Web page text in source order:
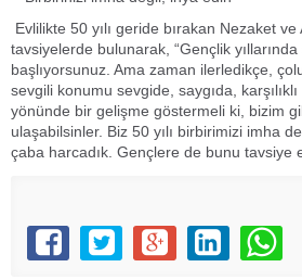
Evlilikte 50 yılı geride bırakan Nezaket
tavsiyelerde bulunarak, “Gençlik
başlıyorsunuz. Ama zaman ilerledikçe,
sevgili konumu sevgide, saygıda,
yönünde bir gelişme göstermeli ki, bizim
ulaşabilsinler. Biz 50 yılı birbirimizi imha
çaba harcadık. Gençlere de bunu tavsiye